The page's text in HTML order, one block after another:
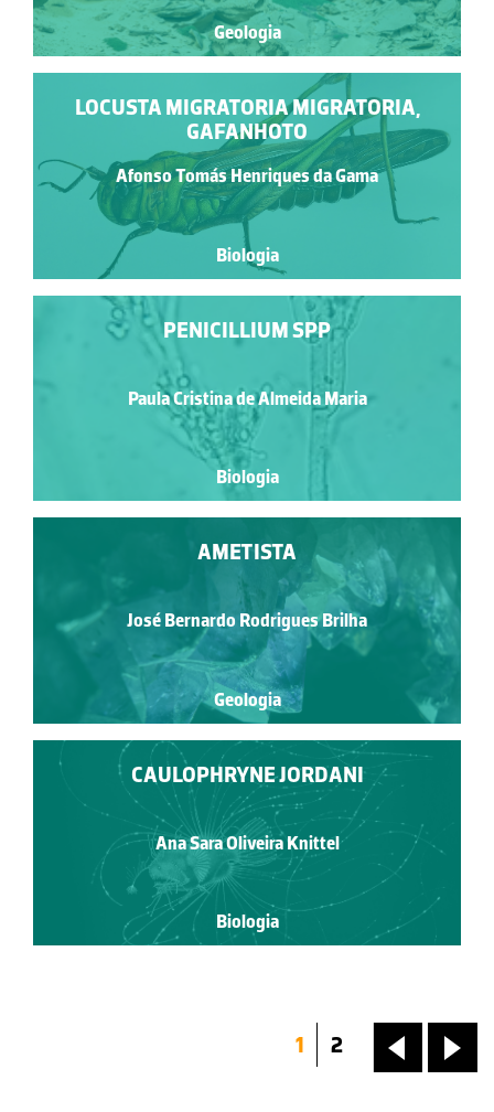
Geologia
LOCUSTA MIGRATORIA MIGRATORIA,
GAFANHOTO
Afonso Tomás Henriques da Gama
Biologia
PENICILLIUM SPP
Paula Cristina de Almeida Maria
Biologia
AMETISTA
José Bernardo Rodrigues Brilha
Geologia
CAULOPHRYNE JORDANI
Ana Sara Oliveira Knittel
Biologia
«
1 2 »